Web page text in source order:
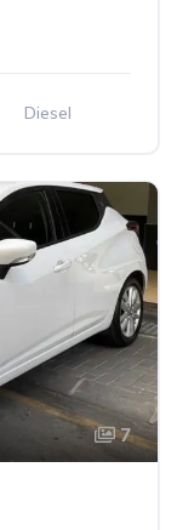
Diesel
7